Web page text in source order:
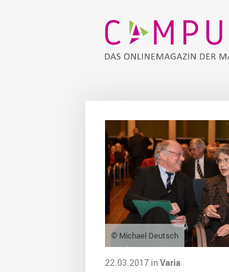
© Michael Deutsch
22.03.2017 in Varia